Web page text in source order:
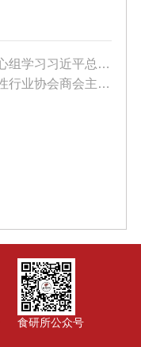
上一篇:中国商联党委理论学习中心组学习习近平总书记在全国“两会”期间的重要讲话和全国“两会”精神
下一篇:中央社会工作部举办全国性行业协会商会主题教育推进会暨党风廉政警示教育课
食研所公众号